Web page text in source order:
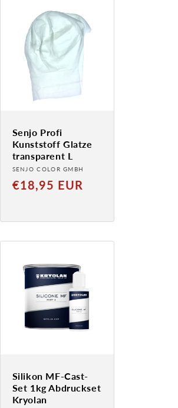
Senjo Profi
Kunststoff Glatze
transparent L
Anbieter:
SENJO COLOR GMBH
Normaler
€18,95 EUR
Silikon MF-Cast-
Set 1kg Abdruckset
Kryolan